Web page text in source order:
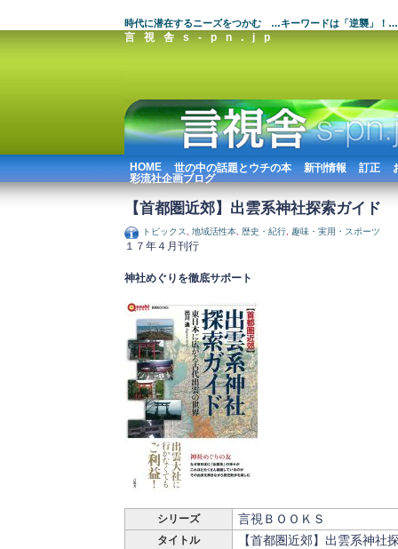
時代に潜在するニーズをつかむ …キーワードは「逆襲」！…
言視舎s-pn.jp
HOME 世の中の話題とウチの本 新刊情報 訂正
彩流社企画ブログ
【首都圏近郊】出雲系神社探索ガイド
トピックス, 地域活性本, 歴史・紀行, 趣味・実用・スポーツ
１７年４月刊行
神社めぐりを徹底サポート
シリーズ 言視ＢＯＯＫＳ
タイトル 【首都圏近郊】出雲系神社